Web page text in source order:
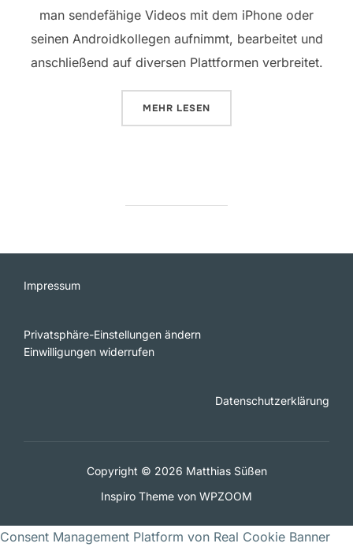
man sendefähige Videos mit dem iPhone oder
seinen Androidkollegen aufnimmt, bearbeitet und
anschließend auf diversen Plattformen verbreitet.
MEHR ÜBER „FILMEN MIT DEM
LESEN
Impressum
Privatsphäre-Einstellungen ändern
Einwilligungen widerrufen
Datenschutzerklärung
Copyright © 2026 Matthias Süßen
Inspiro Theme von WPZOOM
Consent Management Platform von Real Cookie Banner